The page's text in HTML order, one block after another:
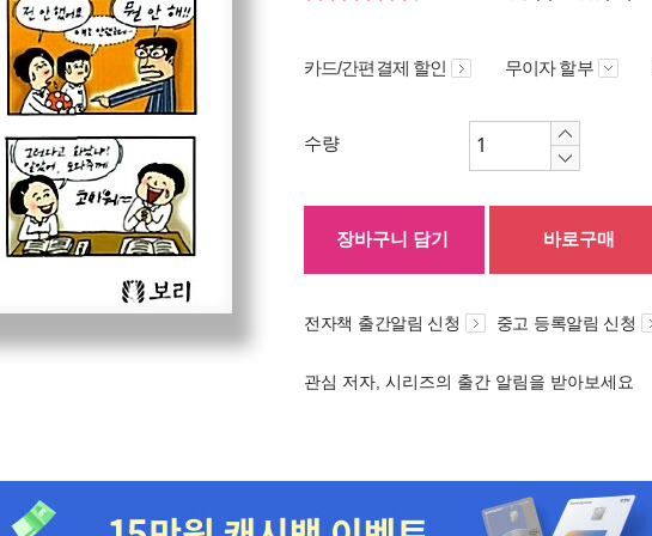
카드/간편결제 할인 무이자 할부
수량
장바구니 담기 바로구매
전자책 출간알림 신청 중고 등록알림 신청
관심 저자, 시리즈의 출간 알림을 받아보세요